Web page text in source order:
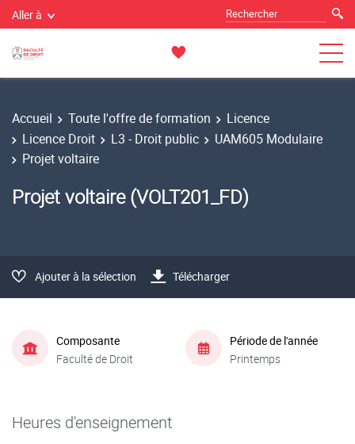
Aller à
Accueil Toute l'offre de formation
Licence
Licence Droit
L3 - Droit public
UAM605 Modulaire
Projet voltaire
Projet voltaire (VOLT201_FD)
Ajouter à la sélection Télécharger
Composante
Faculté de Droit
Période de l'année
Printemps
Heures d'enseignement